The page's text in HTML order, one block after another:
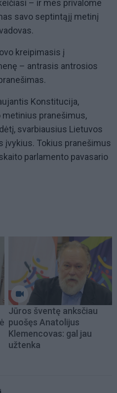
– ir mes privalome
savo septintąjį metinį
kreipimasis į
– antrasis antrosios
Konstitucija,
pranešimus,
svarbiausius Lietuvos
įvykius. Tokius pranešimus
parlamento pavasario
Jūros šventę anksčiau
puošęs Anatolijus
Klemencovas: gal jau
užtenka